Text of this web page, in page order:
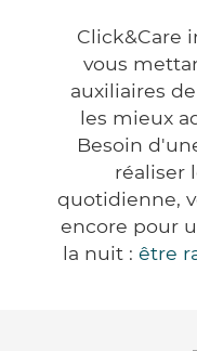
Click&Care
vous
auxiliaires
les mieux
Besoin
réaliser
quotidienne,
encore pour
la nuit : être